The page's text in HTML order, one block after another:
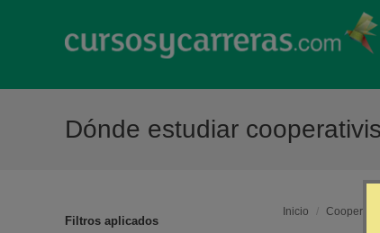
Dónde estudiar
Filtros aplicados
Inicio /